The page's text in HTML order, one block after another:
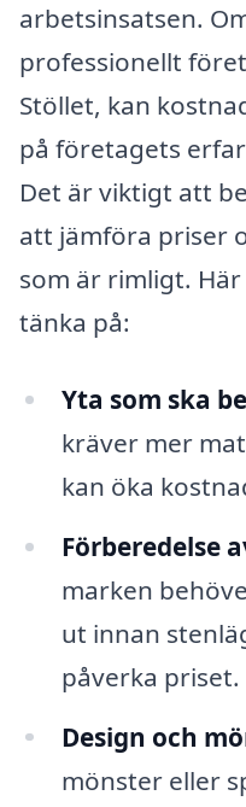
arbetsinsatsen.
professionellt
Stöllet, kan
på företagets
Det är viktigt att
att jämföra priser
som är rimligt.
tänka på:
Yta som ska
kräver mer
kan öka
Förberedelse
marken
ut innan
påverka priset.
Design och
mönster eller